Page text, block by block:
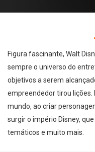
Figura fascinante, Walt
sempre o universo do
objetivos a serem
empreendedor tirou lições.
mundo, ao criar
surgir o império Disney,
temáticos e muito mais.